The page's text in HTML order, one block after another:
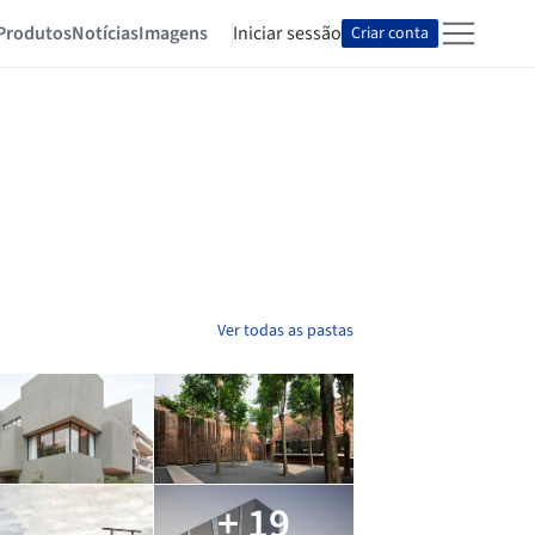
NotíciasImagens Iniciar sessão Criar conta
Ver todas as pastas